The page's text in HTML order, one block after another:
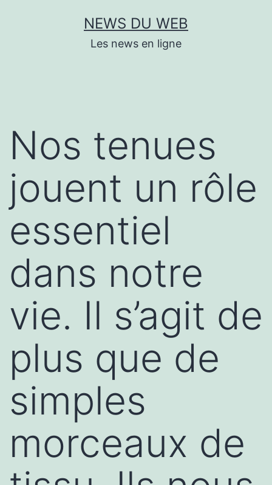
NEWS DU WEB
Les news en ligne
Nos tenues
jouent un rôle
essentiel
dans notre
vie. Il s’agit de
plus que de
simples
morceaux de